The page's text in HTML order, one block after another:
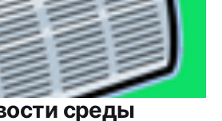
среды